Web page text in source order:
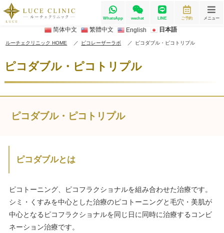
メニュー
ご予約
LINE
wechat
WhatsApp
简体中文 繁體中文 English 日本語
ルーチェクリニック HOME ピコレーザーラボ ピコダブル・ピコトリプル
ピコダブル・ピコトリプル
ピコダブル・ピコトリプル
ピコダブルとは
ピコトーニング、ピコフラクショナルを組み合わせた治療です。
シミ・くすみを中心とした治療のピコトーニングと毛穴・美肌が
中心となるピコフラクショナルを同じ日に同時に治療するコンビ
ネーション治療です。